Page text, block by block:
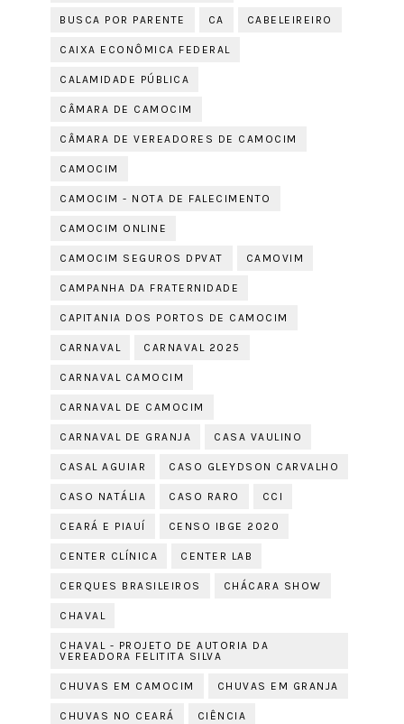
BUSCA POR PARENTE CA CABELEIREIRO
CAIXA ECONÔMICA FEDERAL
CALAMIDADE PÚBLICA
CÂMARA DE CAMOCIM
CÂMARA DE VEREADORES DE CAMOCIM
CAMOCIM
CAMOCIM - NOTA DE FALECIMENTO
CAMOCIM ONLINE
CAMOCIM SEGUROS DPVAT CAMOVIM
CAMPANHA DA FRATERNIDADE
CAPITANIA DOS PORTOS DE CAMOCIM
CARNAVAL CARNAVAL 2025
CARNAVAL CAMOCIM
CARNAVAL DE CAMOCIM
CARNAVAL DE GRANJA CASA VAULINO
CASAL AGUIAR CASO GLEYDSON CARVALHO
CASO NATÁLIA CASO RARO CCI
CEARÁ E PIAUÍ CENSO IBGE 2020
CENTER CLÍNICA CENTER LAB
CERQUES BRASILEIROS CHÁCARA SHOW
CHAVAL
CHAVAL - PROJETO DE AUTORIA DA
VEREADORA FELITITA SILVA
CHUVAS EM CAMOCIM CHUVAS EM GRANJA
CHUVAS NO CEARÁ CIÊNCIA